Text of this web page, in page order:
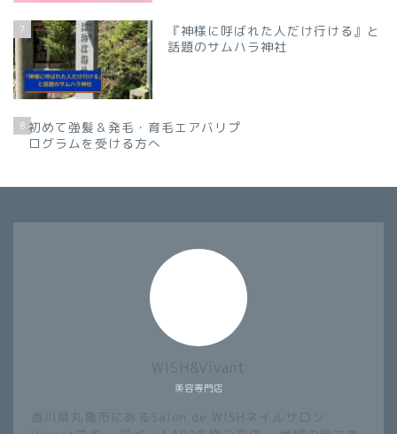
7
『神様に呼ばれた人だけ行ける』と
話題のサムハラ神社
8 初めて強髪＆発毛・育毛エアバリプ
ログラムを受ける方へ
美容専門店
WISH&Vivant
香川県丸亀市にあるSalon de WISHネイルサロン